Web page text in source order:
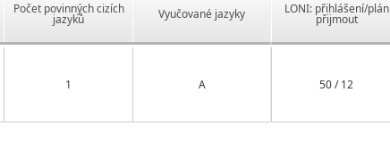
Počet povinných cizích
jazyků Vyučované jazyky
1 A
LONI: přihlášení/plán
přijmout
50 / 12